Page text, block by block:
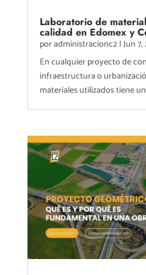
Laboratorio de
calidad en Edomex y
poradministracionc2|Jun
En cualquier proyecto de
infraestructura o
materiales utilizados tiene